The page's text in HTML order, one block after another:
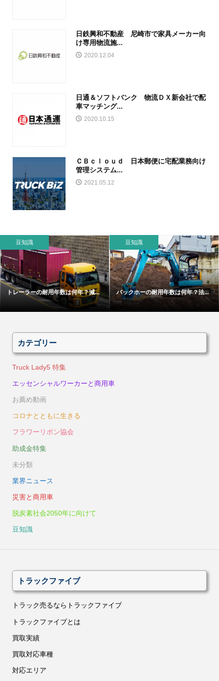
日鉄興和不動産 尼崎市で家具メーカー向
け専用物流施...
2020.12.04
日通＆ソフトバンク 物流ＤＸ新会社で配
車マッチング...
2020.10.15
ＣＢｃｌｏｕｄ 日本郵便に宅配業務向け
管理システム...
2021.05.12
豆知識
トレーラーの耐用年数は何年？減...
豆知識
バックホーの耐用年数は何年？法...
カテゴリー
Truck Lady5 特集
エッセンシャルワーカーと商用車
お薦め動画
コロナとともに生きる
フラワーリボン協会
助成金特集
未分類
業界ニュース
災害と商用車
脱炭素社会2050年に向けて
豆知識
トラックファイブ
トラック売るならトラックファイブ
トラックファイブとは
買取実績
買取対応車種
対応エリア